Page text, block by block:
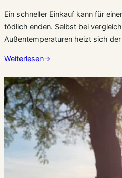
Ein schneller Einkauf kann für
tödlich enden. Selbst bei
Außentemperaturen heizt sich
Weiterlesen→